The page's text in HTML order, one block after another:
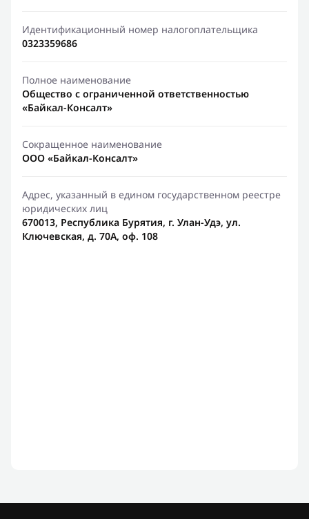
Идентификационный номер налогоплательщика
0323359686
Полное наименование
Общество с ограниченной ответственностью
«Байкал-Консалт»
Сокращенное наименование
ООО «Байкал-Консалт»
Адрес, указанный в едином государственном реестре
юридических лиц
670013, Республика Бурятия, г. Улан-Удэ, ул.
Ключевская, д. 70А, оф. 108